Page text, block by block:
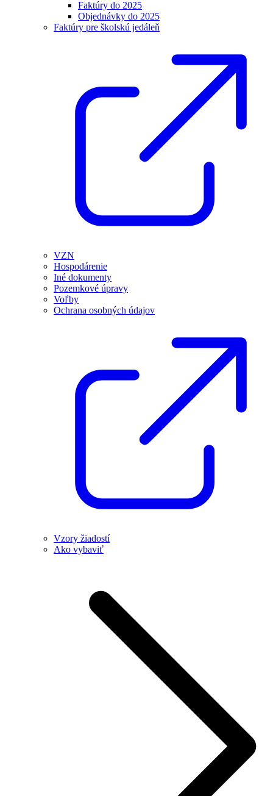
Faktúry do 2025
Objednávky do 2025
Faktúry pre školskú jedáleň
VZN
Hospodárenie
Iné dokumenty
Pozemkové úpravy
Voľby
Ochrana osobných údajov
Vzory žiadostí
Ako vybaviť